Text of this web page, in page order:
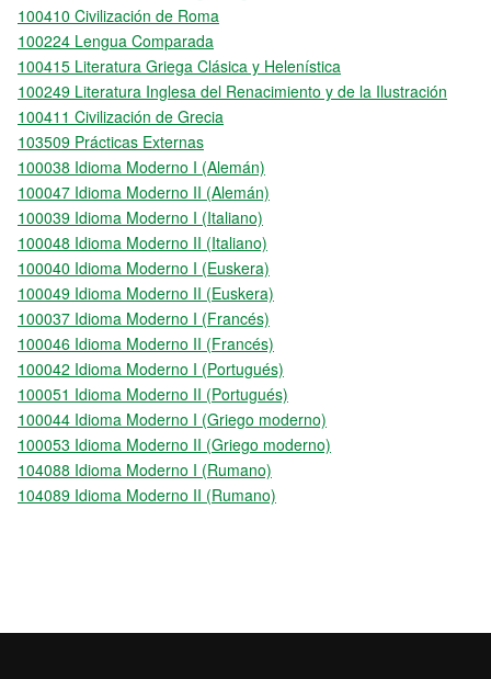
100410 Civilización de Roma
100224 Lengua Comparada
100415 Literatura Griega Clásica y Helenística
100249 Literatura Inglesa del Renacimiento y de la Ilustración
100411 Civilización de Grecia
103509 Prácticas Externas
100038 Idioma Moderno I (Alemán)
100047 Idioma Moderno II (Alemán)
100039 Idioma Moderno I (Italiano)
100048 Idioma Moderno II (Italiano)
100040 Idioma Moderno I (Euskera)
100049 Idioma Moderno II (Euskera)
100037 Idioma Moderno I (Francés)
100046 Idioma Moderno II (Francés)
100042 Idioma Moderno I (Portugués)
100051 Idioma Moderno II (Portugués)
100044 Idioma Moderno I (Griego moderno)
100053 Idioma Moderno II (Griego moderno)
104088 Idioma Moderno I (Rumano)
104089 Idioma Moderno II (Rumano)